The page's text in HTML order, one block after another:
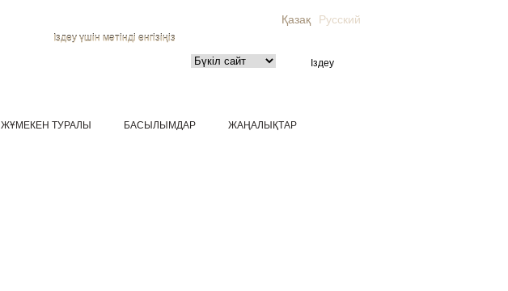
Қазақ Русский
Іздеу үшін мәтінді енгізіңіз
ЖҰМЕКЕН ТУРАЛЫ БАСЫЛЫМДАР ЖАҢАЛЫҚТАР